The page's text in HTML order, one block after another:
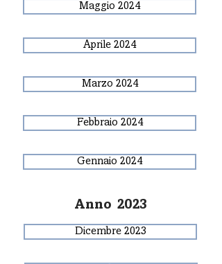
Maggio 2024
Aprile 2024
Marzo 2024
Febbraio 2024
Gennaio 2024
Anno 2023
Dicembre 2023